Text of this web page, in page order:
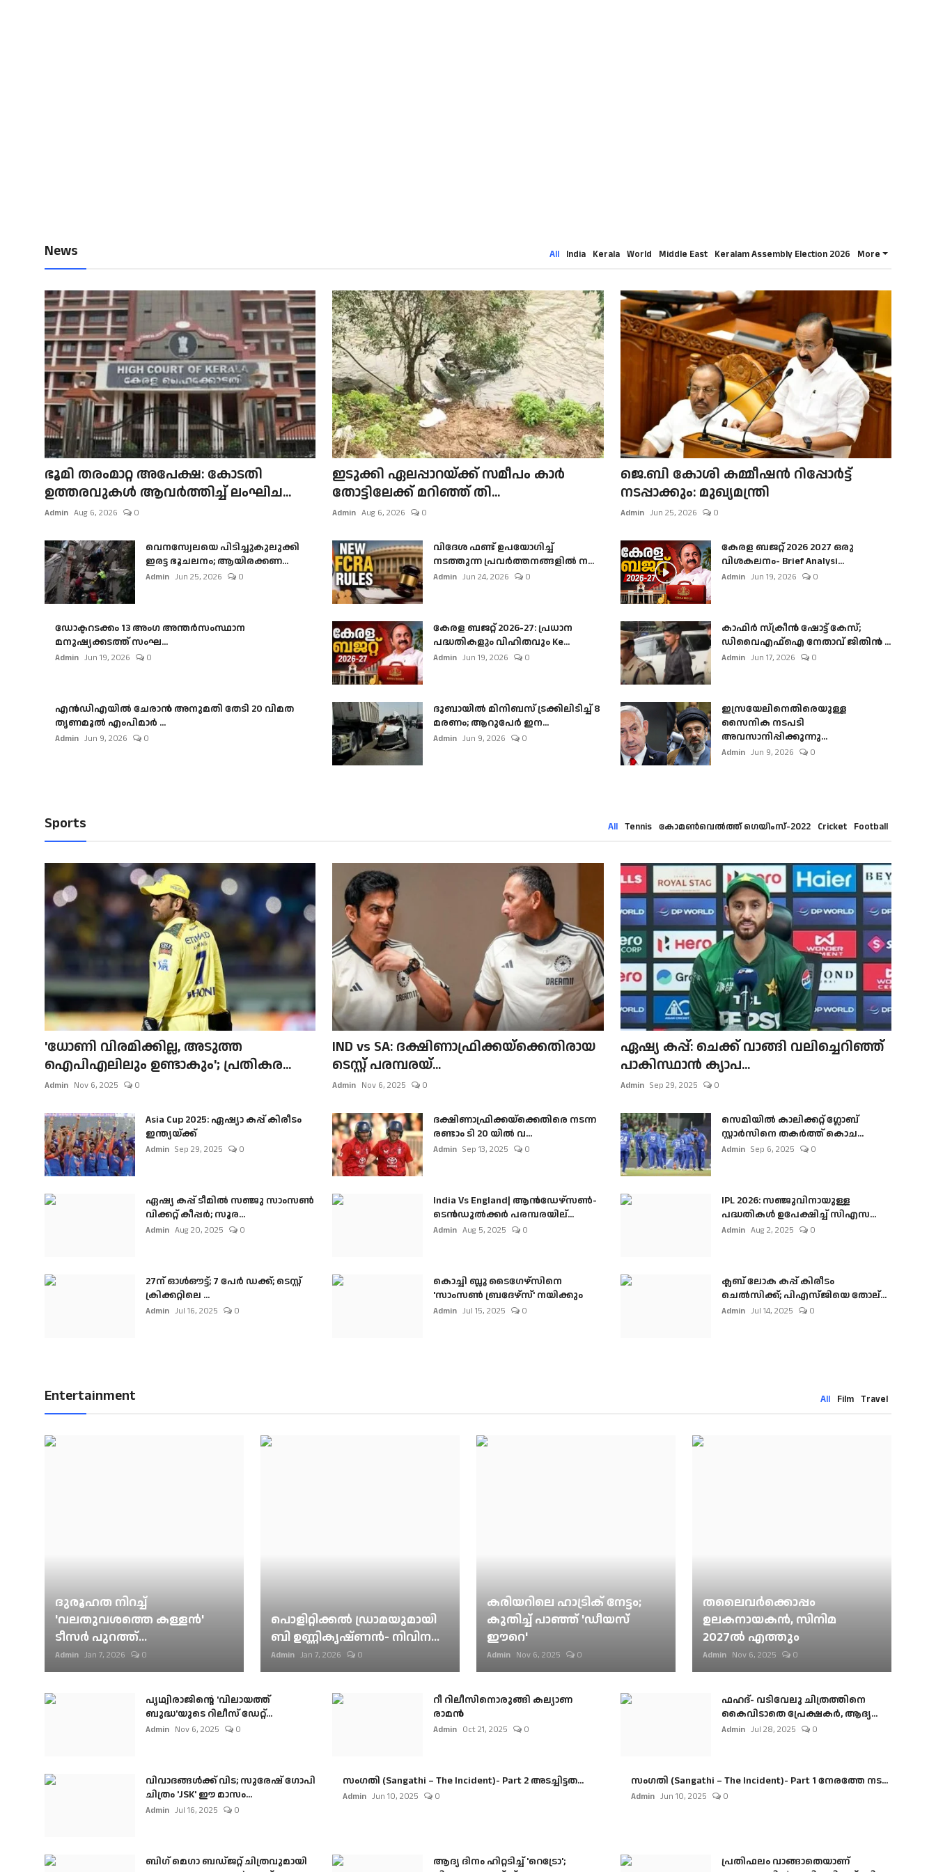
News All India Kerala World Middle East Keralam Assembly Election 2026 More
ഭൂമി തരംമാറ്റ അപേക്ഷ: കോടതി
ഉത്തരവുകൾ ആവർത്തിച്ച് ലംഘിച...
Admin Aug 6, 2026 0
ഇടുക്കി ഏലപ്പാറയ്ക്ക് സമീപം കാർ
തോട്ടിലേക്ക് മറിഞ്ഞ് തി...
Admin Aug 6, 2026 0
ജെ.ബി കോശി കമ്മീഷൻ റിപ്പോർട്ട്
നടപ്പാക്കും: മുഖ്യമന്ത്രി
Admin Jun 25, 2026 0
വെനസ്വേലയെ പിടിച്ചുകുലുക്കി
ഇരട്ട ഭൂചലനം; ആയിരക്കണ...
Admin Jun 25, 2026 0
വിദേശ ഫണ്ട് ഉപയോഗിച്ച്
നടത്തുന്ന പ്രവർത്തനങ്ങളിൽ ന...
Admin Jun 24, 2026 0
കേരള ബജറ്റ് 2026 2027 ഒരു
വിശകലനം- Brief Analysi...
Admin Jun 19, 2026 0
ഡോക്ടറടക്കം 13 അംഗ അന്തർസംസ്ഥാന
മനുഷ്യക്കടത്ത് സംഘ...
Admin Jun 19, 2026 0
കേരള ബജറ്റ് 2026-27: പ്രധാന
പദ്ധതികളും വിഹിതവും Ke...
Admin Jun 19, 2026 0
കാഫിർ സ്‌ക്രീൻ ഷോട്ട് കേസ്;
ഡിവൈഎഫ്ഐ നേതാവ് ജിതിൻ ...
Admin Jun 17, 2026 0
എൻഡിഎയിൽ ചേരാൻ അനുമതി തേടി 20 വിമത
തൃണമൂൽ എംപിമാർ ...
Admin Jun 9, 2026 0
ദുബായിൽ മിനിബസ്​ ട്രക്കിലിടിച്ച് 8
മരണം; ആറുപേർ ഇന...
Admin Jun 9, 2026 0
ഇസ്രയേലിനെതിരെയുള്ള
സൈനിക നടപടി
അവസാനിപ്പിക്കുന്നു...
Admin Jun 9, 2026 0
Sports All Tennis കോമൺവെൽത്ത് ഗെയിംസ്-2022 Cricket Football
'ധോണി വിരമിക്കില്ല, അടുത്ത
ഐപിഎലിലും ഉണ്ടാകും'; പ്രതികര...
Admin Nov 6, 2025 0
IND vs SA: ദക്ഷിണാഫ്രിക്കയ്‌ക്കെതിരായ
ടെസ്റ്റ് പരമ്പരയ്...
Admin Nov 6, 2025 0
ഏഷ്യ കപ്പ്: ചെക്ക് വാങ്ങി വലിച്ചെറിഞ്ഞ്
പാകിസ്ഥാൻ ക്യാപ...
Admin Sep 29, 2025 0
Asia Cup 2025: ഏഷ്യാ കപ്പ് കിരീടം
ഇന്ത്യയ്ക്ക്
Admin Sep 29, 2025 0
ദക്ഷിണാഫ്രിക്കയ്‌ക്കെതിരെ നടന്ന
രണ്ടാം ടി 20 യിൽ വ...
Admin Sep 13, 2025 0
സെമിയിൽ കാലിക്കറ്റ് ഗ്ലോബ്
സ്റ്റാർസിനെ തകർത്ത് കൊച...
Admin Sep 6, 2025 0
ഏഷ്യ കപ്പ് ടീമിൽ സഞ്ജു സാംസൺ
വിക്കറ്റ് കീപ്പർ; സൂര...
Admin Aug 20, 2025 0
India Vs England| ആൻഡേഴ്സൺ-
ടെൻഡുല്‍ക്കർ പരമ്പരയില്...
Admin Aug 5, 2025 0
IPL 2026: സഞ്ജുവിനായുള്ള
പദ്ധതികൾ ഉപേക്ഷിച്ച് സിഎസ...
Admin Aug 2, 2025 0
27ന് ഓൾഔട്ട്; 7 പേർ ഡക്ക്; ടെസ്റ്റ്
ക്രിക്കറ്റിലെ ...
Admin Jul 16, 2025 0
കൊച്ചി ബ്ലൂ ടൈഗേഴ്സിനെ
'സാംസൺ ബ്രദേഴ്സ്' നയിക്കും
Admin Jul 15, 2025 0
ക്ലബ് ലോക കപ്പ് കിരീടം
ചെല്‍സിക്ക്; പിഎസ്ജിയെ തോല്...
Admin Jul 14, 2025 0
Entertainment All Film Travel
ദുരൂഹത നിറച്ച്
'വലതുവശത്തെ കള്ളന്‍'
ടീസര്‍ പുറത്ത്...
Admin Jan 7, 2026 0
പൊളിറ്റിക്കല്‍ ഡ്രാമയുമായി
ബി ഉണ്ണികൃഷ്ണന്‍- നിവിന...
Admin Jan 7, 2026 0
കരിയറിലെ ഹാട്രിക് നേട്ടം;
കുതിച്ച് പാഞ്ഞ് 'ഡീയസ്
ഈറെ'
Admin Nov 6, 2025 0
തലൈവര്‍ക്കൊപ്പം
ഉലകനായകന്‍, സിനിമ
2027ല്‍ എത്തും
Admin Nov 6, 2025 0
പൃഥ്വിരാജിന്റെ 'വിലായത്ത്
ബുദ്ധ'യുടെ റിലീസ് ഡേറ്റ്...
Admin Nov 6, 2025 0
റീ റിലീസിനൊരുങ്ങി കല്യാണ
രാമൻ
Admin Oct 21, 2025 0
ഫഹദ്- വടിവേലു ചിത്രത്തിനെ
കൈവിടാതെ പ്രേക്ഷകർ, ആദ്യ...
Admin Jul 28, 2025 0
വിവാദങ്ങൾക്ക് വിട; സുരേഷ് ഗോപി
ചിത്രം 'JSK' ഈ മാസം...
Admin Jul 16, 2025 0
സംഗതി (Sangathi – The Incident)- Part 2 അടച്ചിട്ടത...
Admin Jun 10, 2025 0
സംഗതി (Sangathi – The Incident)- Part 1 നേരത്തേ നട...
Admin Jun 10, 2025 0
ബി​ഗ് മെഗാ ബഡ്ജറ്റ് ചിത്രവുമായി
ആദ്യ ദിനം ഹിറ്റടിച്ച് 'റെട്രോ';
പ്രതിഫലം വാങ്ങാതെയാണ്